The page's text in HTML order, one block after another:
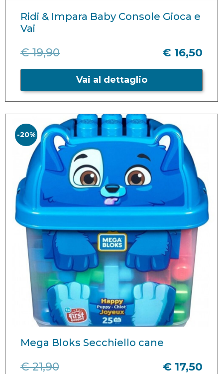
Ridi & Impara Baby Console Gioca e
Vai
€ 19,90 € 16,50
Vai al dettaglio
-20%
Mega Bloks Secchiello cane
€ 21,90 € 17,50